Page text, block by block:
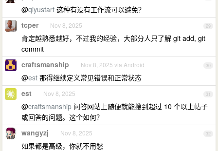
@qiyustart 这种有没有工作流可以避免？
29
tcper Nov 8, 2025
肯定越熟悉越好，不过我的经验，大部分人只了解 git add, git
commit
30
craftsmanship Nov 8, 2025 via Android
@est 那得继续定义常见错误和正常状态
31
est Nov 8, 2025
@craftsmanship 问答网站上随便就能搜到超过 10 个以上帖子
或回答的问题。这个如何？
32
wangyzj Nov 8, 2025
如果都是高级，你就不用愁